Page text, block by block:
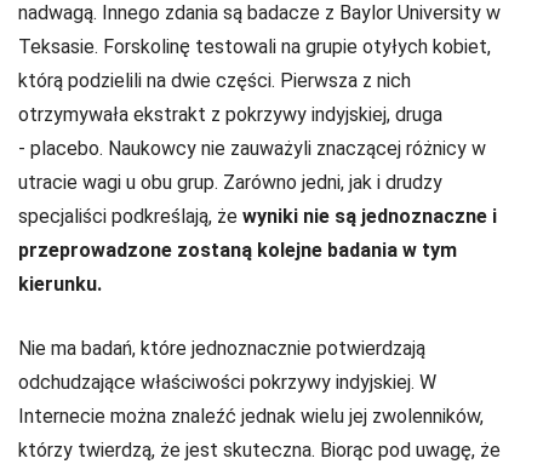
nadwagą. Innego zdania są badacze z Baylor University w
Teksasie. Forskolinę testowali na grupie otyłych kobiet,
którą podzielili na dwie części. Pierwsza z nich
otrzymywała ekstrakt z pokrzywy indyjskiej, druga
- placebo. Naukowcy nie zauważyli znaczącej różnicy w
utracie wagi u obu grup. Zarówno jedni, jak i drudzy
specjaliści podkreślają, że wyniki nie są jednoznaczne i
przeprowadzone zostaną kolejne badania w tym
kierunku.
Nie ma badań, które jednoznacznie potwierdzają
odchudzające właściwości pokrzywy indyjskiej. W
Internecie można znaleźć jednak wielu jej zwolenników,
którzy twierdzą, że jest skuteczna. Biorąc pod uwagę, że